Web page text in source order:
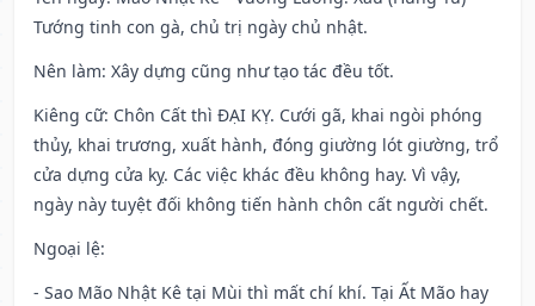
Tướng tinh con gà, chủ trị ngày chủ nhật.
Nên làm: Xây dựng cũng như tạo tác đều tốt.
Kiêng cữ: Chôn Cất thì ĐẠI KỴ. Cưới gã, khai ngòi phóng
thủy, khai trương, xuất hành, đóng giường lót giường, trổ
cửa dựng cửa kỵ. Các việc khác đều không hay. Vì vậy,
ngày này tuyệt đối không tiến hành chôn cất người chết.
Ngoại lệ:
- Sao Mão Nhật Kê tại Mùi thì mất chí khí. Tại Ất Mão hay